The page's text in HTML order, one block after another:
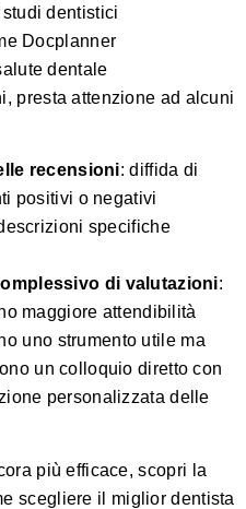
dentistici
Docplanner
dentale
presta attenzione ad alcuni
recensioni: diffida di
positivi o negativi
specifiche
di valutazioni:
maggiore attendibilità
uno strumento utile ma
un colloquio diretto con
personalizzata delle
più efficace,scopri la
scegliere il miglior dentista